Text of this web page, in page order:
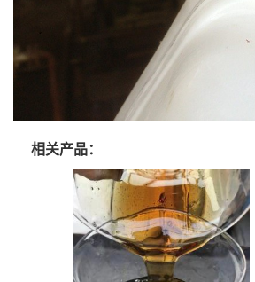
相关产品：